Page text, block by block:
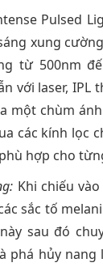
Pulsed
xung
từ 500nm
với laser, IPL
một chùm
các kính lọc
hợp cho
Khi chiếu
sắc tố
sau đó
phá hủy nang